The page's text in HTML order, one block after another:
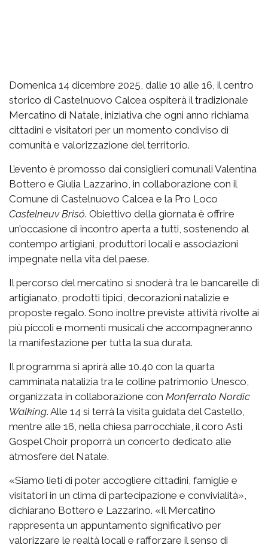
Domenica 14 dicembre 2025, dalle 10 alle 16, il centro
storico di Castelnuovo Calcea ospiterà il tradizionale
Mercatino di Natale, iniziativa che ogni anno richiama
cittadini e visitatori per un momento condiviso di
comunità e valorizzazione del territorio.
L’evento è promosso dai consiglieri comunali Valentina
Bottero e Giulia Lazzarino, in collaborazione con il
Comune di Castelnuovo Calcea e la Pro Loco
Castelneuv Brisó. Obiettivo della giornata è offrire
un’occasione di incontro aperta a tutti, sostenendo al
contempo artigiani, produttori locali e associazioni
impegnate nella vita del paese.
Il percorso del mercatino si snoderà tra le bancarelle di
artigianato, prodotti tipici, decorazioni natalizie e
proposte regalo. Sono inoltre previste attività rivolte ai
più piccoli e momenti musicali che accompagneranno
la manifestazione per tutta la sua durata.
Il programma si aprirà alle 10.40 con la quarta
camminata natalizia tra le colline patrimonio Unesco,
organizzata in collaborazione con Monferrato Nordic
Walking. Alle 14 si terrà la visita guidata del Castello,
mentre alle 16, nella chiesa parrocchiale, il coro Asti
Gospel Choir proporrà un concerto dedicato alle
atmosfere del Natale.
«Siamo lieti di poter accogliere cittadini, famiglie e
visitatori in un clima di partecipazione e convivialità»,
dichiarano Bottero e Lazzarino. «Il Mercatino
rappresenta un appuntamento significativo per
valorizzare le realtà locali e rafforzare il senso di